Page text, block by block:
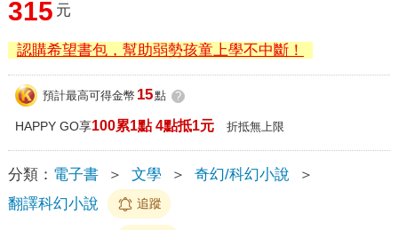
315 元
認購希望書包，幫助弱勢孩童上學不中斷！
預計最高可得金幣 15點 ?
HAPPY GO享100累1點 4點抵1元 折抵無上限
分類： 電子書 ＞ 文學 ＞ 奇幻/科幻小說
＞
翻譯科幻小說
追蹤